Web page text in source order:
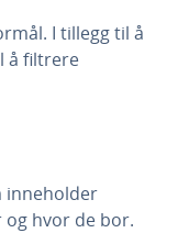
I tillegg til å
å filtrere
inneholder
hvor de bor.